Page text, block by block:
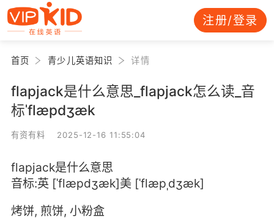
注册/登录
首页 青少儿英语知识 详情
flapjack是什么意思_flapjack怎么读_音
标ˈflæpdʒæk
有资有料 2025-12-16 11:55:04
flapjack是什么意思
音标:英 [ˈflæpdʒæk]美 [ˈflæpˌdʒæk]
烤饼, 煎饼, 小粉盒